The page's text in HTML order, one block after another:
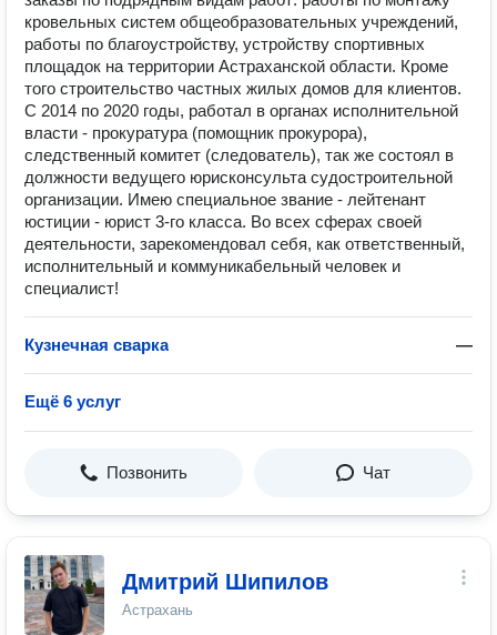
кровельных систем общеобразовательных учреждений,
работы по благоустройству, устройству спортивных
площадок на территории Астраханской области. Кроме
того строительство частных жилых домов для клиентов.
С 2014 по 2020 годы, работал в органах исполнительной
власти - прокуратура (помощник прокурора),
следственный комитет (следователь), так же состоял в
должности ведущего юрисконсульта судостроительной
организации. Имею специальное звание - лейтенант
юстиции - юрист 3-го класса. Во всех сферах своей
деятельности, зарекомендовал себя, как ответственный,
исполнительный и коммуникабельный человек и
специалист!
Кузнечная сварка —
Ещё 6 услуг
Позвонить Чат
Дмитрий Шипилов
Астрахань